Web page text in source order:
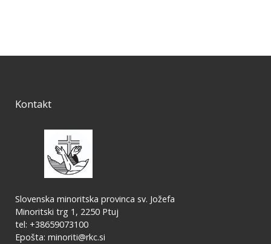
Kontakt
Slovenska minoritska provinca sv. Jožefa
Minoritski trg 1, 2250 Ptuj
tel: +38659073100
Epošta: minoriti@rkc.si